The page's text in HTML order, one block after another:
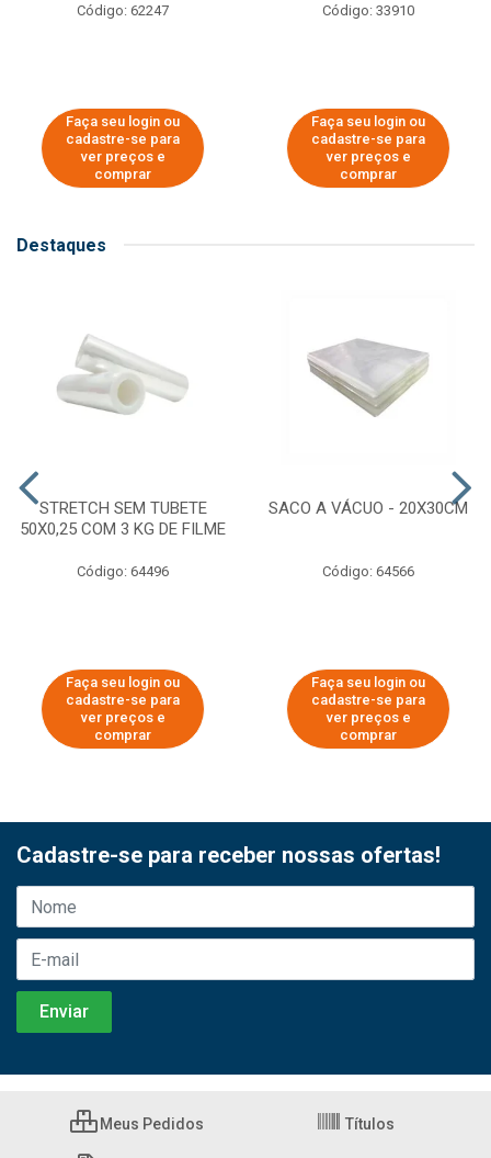
Código: 62247
Faça seu login ou
cadastre-se para
ver preços e
comprar
Código: 33910
Faça seu login ou
cadastre-se para
ver preços e
comprar
Destaques
STRETCH SEM TUBETE
50X0,25 COM 3 KG DE FILME
Código: 64496
Faça seu login ou
cadastre-se para
ver preços e
comprar
SACO A VÁCUO - 20X30CM
Código: 64566
Faça seu login ou
cadastre-se para
ver preços e
comprar
Cadastre-se para receber nossas ofertas!
Meus Pedidos Títulos